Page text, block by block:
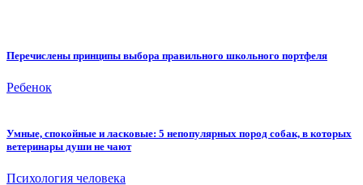
Перечислены принципы выбора правильного школьного портфеля
Ребенок
Умные, спокойные и ласковые: 5 непопулярных пород собак, в которых
ветеринары души не чают
Психология человека